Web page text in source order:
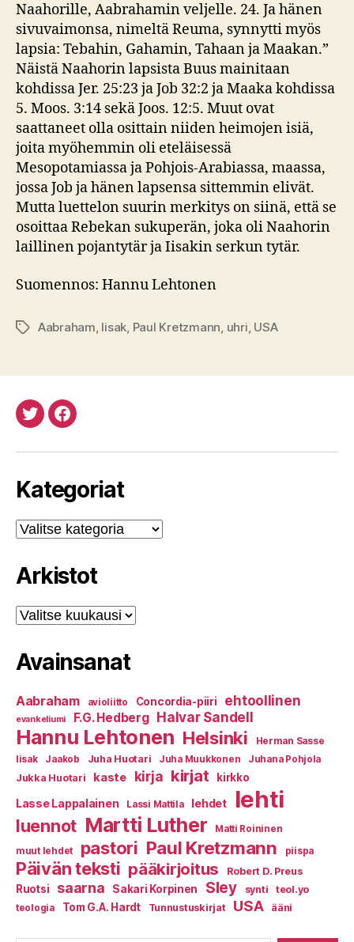
Naahorille, Aabrahamin veljelle. 24. Ja hänen
sivuvaimonsa, nimeltä Reuma, synnytti myös
lapsia: Tebahin, Gahamin, Tahaan ja Maakan.”
Näistä Naahorin lapsista Buus mainitaan
kohdissa Jer. 25:23 ja Job 32:2 ja Maaka kohdissa
5. Moos. 3:14 sekä Joos. 12:5. Muut ovat
saattaneet olla osittain niiden heimojen isiä,
joita myöhemmin oli eteläisessä
Mesopotamiassa ja Pohjois-Arabiassa, maassa,
jossa Job ja hänen lapsensa sittemmin elivät.
Mutta luettelon suurin merkitys on siinä, että se
osoittaa Rebekan sukuperän, joka oli Naahorin
laillinen pojantytär ja Iisakin serkun tytär.
Suomennos: Hannu Lehtonen
Avainsanat
Aabraham Iisak Paul Kretzmann uhri USA
TwitteristäFacebookista
Kategoriat
Kategoriat
Arkistot
Arkistot
Avainsanat
Aabraham avioliitto Concordia-piiri ehtoollinen
evankeliumi F.G. Hedberg Halvar Sandell
Hannu Lehtonen Helsinki
Herman Sasse
Iisak
Jaakob Juha Huotari Juha Muukkonen Juhana Pohjola
Jukka Huotari kaste kirja kirjat kirkko
Lasse Lappalainen Lassi Mattila lehdet lehti
luennot Martti Luther
Matti Roininen
muut lehdet
pastori Paul Kretzmann piispa
Päivän teksti pääkirjoitus Robert D. Preus
Ruotsi saarna Sakari Korpinen Sley synti teol.yo
teologia Tom G.A. Hardt Tunnustuskirjat USA ääni